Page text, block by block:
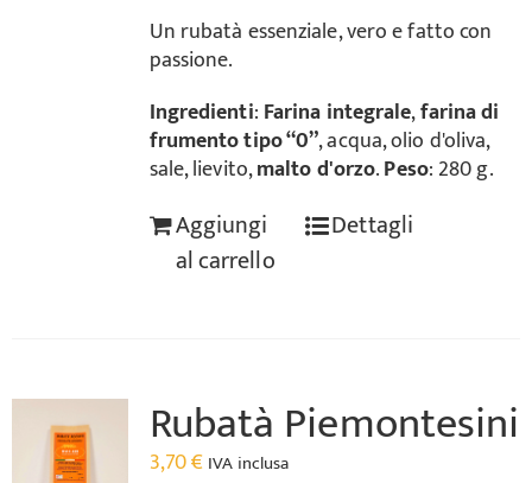
Un rubatà essenziale, vero e fatto con
passione.
Ingredienti: Farina integrale,farina di
frumento tipo “0”, acqua, olio d'oliva,
sale, lievito,malto d'orzo.Peso: 280 g.
Aggiungi
al carrello
Dettagli
Rubatà Piemontesini
3,70€ IVA inclusa